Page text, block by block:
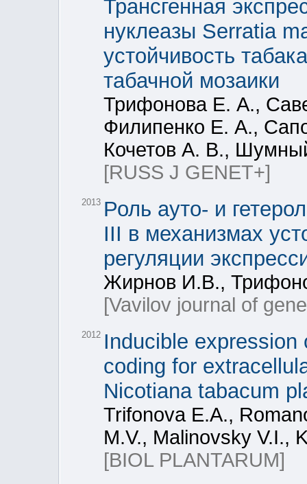
Трансгенная
нуклеазы Serratia
устойчивость
табачной мозаики
Трифонова Е. А.,
Филипенко Е. А.,
Кочетов А. В.,
[RUSS J GENET+]
2013 Роль ауто- и
III в механизмах
регуляции
Жирнов И.В.,
[Vavilov journal of
2012 Inducible
coding for
Nicotiana tabacum
Trifonova E.A.,
M.V., Malinovsky V.I.,
[BIOL PLANTARUM]